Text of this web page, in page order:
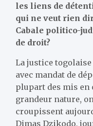
les liens de
qui ne veut rien
Cabale politico-
de droit?
La justice
avec mandat de
plupart des mis en
grandeur nature,
croupissent
Dimas Dzikodo,